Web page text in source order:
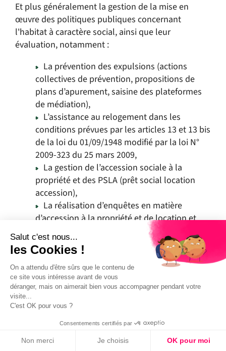
Et plus généralement la gestion de la mise en
œuvre des politiques publiques concernant
l'habitat à caractère social, ainsi que leur
évaluation, notamment :
La prévention des expulsions (actions
collectives de prévention, propositions de
plans d’apurement, saisine des plateformes
de médiation),
L’assistance au relogement dans les
conditions prévues par les articles 13 et 13 bis
de la loi du 01/09/1948 modifié par la loi N°
2009-323 du 25 mars 2009,
La gestion de l’accession sociale à la
propriété et des PSLA (prêt social location
accession),
La réalisation d’enquêtes en matière
d’accession à la propriété et de location et
l’établissement de statistiques, y compris
individuelles, relatives à la gestion et à
l’occupation du patrimoine immobilier, à la
réhabilitation des immeubles et des
logements ou à l’appréciation de la qualité du
service.
Salut c'est nous...
les Cookies !
On a attendu d'être sûrs que le contenu de
ce site vous intéresse avant de vous
déranger, mais on aimerait bien vous accompagner pendant votre
visite...
C'est OK pour vous ?
Consentements certifiés par
Non merci Je choisis OK pour moi